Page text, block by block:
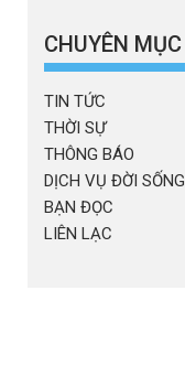
mục
CHUYÊN MỤC
TIN TỨC
THỜI SỰ
THÔNG BÁO
DỊCH VỤ ĐỜI SỐNG
BẠN ĐỌC
LIÊN LẠC